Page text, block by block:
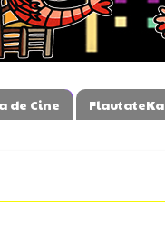
de Cine FlautateKa